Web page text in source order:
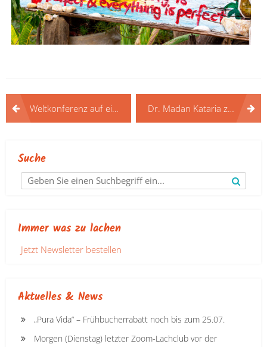
Beitragsnavigation
Weltkonferenz auf einem Kreuzfahrtschiff Dr. Madan Kataria zum 25. Jubiläum
Suche
Immer was zu lachen
Jetzt Newsletter bestellen
Aktuelles & News
„Pura Vida“ – Frühbucherrabatt noch bis zum 25.07.
Morgen (Dienstag) letzter Zoom-Lachclub vor der